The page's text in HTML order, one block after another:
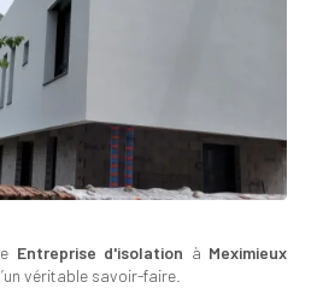
Entreprise d'isolation à Meximieux
véritable savoir-faire.